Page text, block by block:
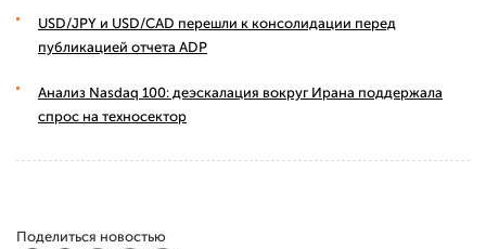
USD/JPY и USD/CAD перешли к консолидации перед
публикацией отчета ADP
Анализ Nasdaq 100: деэскалация вокруг Ирана поддержала
спрос на техносектор
Поделиться новостью